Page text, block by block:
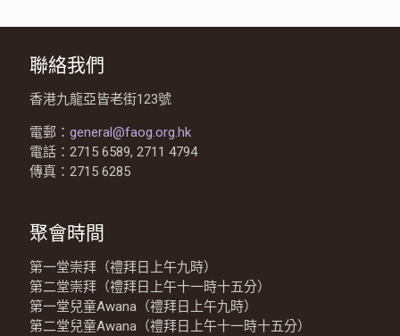
聯絡我們
香港九龍亞皆老街123號
電郵： general@faog.org.hk
電話：2715 6589, 2711 4794
傳真：2715 6285
聚會時間
第一堂崇拜（禮拜日上午九時）
第二堂崇拜（禮拜日上午十一時十五分）
第一堂兒童Awana（禮拜日上午九時）
第二堂兒童Awana（禮拜日上午十一時十五分）